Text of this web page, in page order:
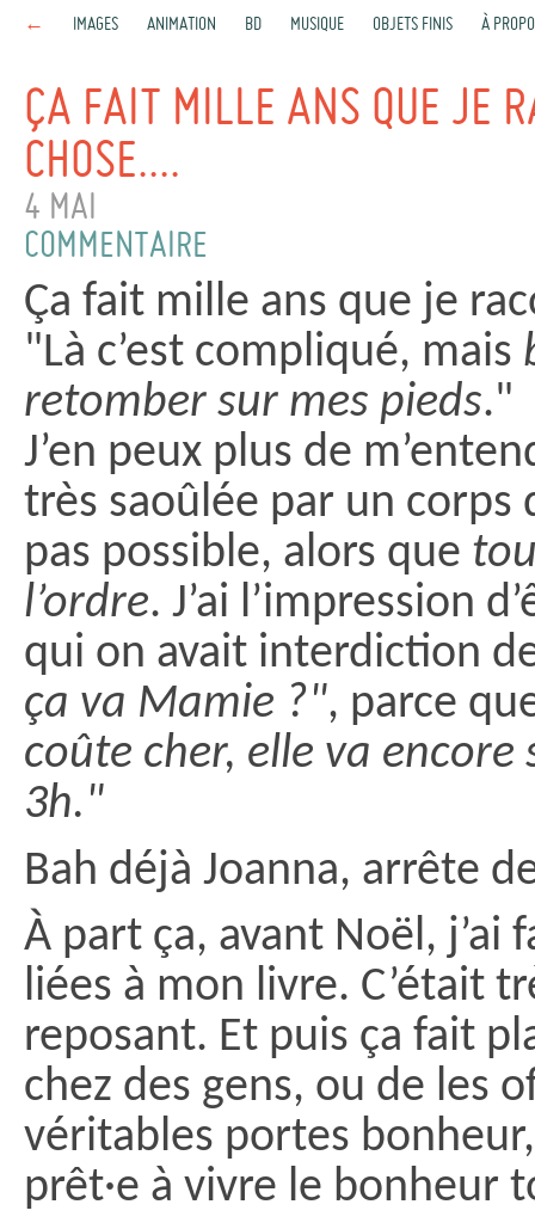
← IMAGES ANIMATION BD MUSIQUE OBJETS FINIS À
ÇA FAIT MILLE ANS QUE JE
CHOSE....
4 MAI
COMMENTAIRE
Ça fait mille ans que je
"Là c’est compliqué, mais
retomber sur mes pieds."
J’en peux plus de
très saoûlée par un corps
pas possible, alors que
l’ordre. J’ai l’impression
qui on avait interdiction
ça va Mamie ?", parce
coûte cher, elle va
3h."
Bah déjà Joanna, arrête
À part ça, avant Noël, j’ai
liées à mon livre. C’était
reposant. Et puis ça fait
chez des gens, ou de les
véritables portes
prêt·e à vivre le bonheur